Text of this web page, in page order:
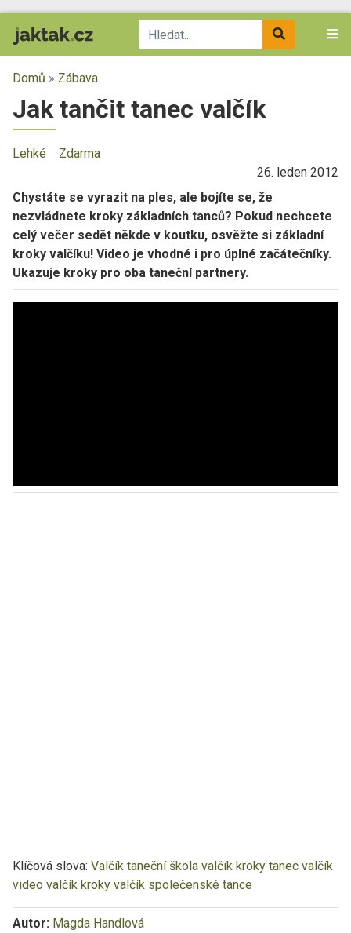
Domů » Zábava
Jak tančit tanec valčík
Lehké
Zdarma
26. leden 2012
Chystáte se vyrazit na ples, ale bojíte se, že
nezvládnete kroky základních tanců? Pokud nechcete
celý večer sedět někde v koutku, osvěžte si základní
kroky valčíku! Video je vhodné i pro úplné začátečníky.
Ukazuje kroky pro oba taneční partnery.
Klíčová slova: Valčík taneční škola valčík kroky tanec valčík
video valčík kroky valčík společenské tance
Autor: Magda Handlová